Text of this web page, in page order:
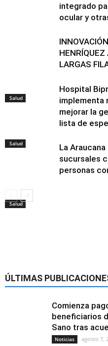
Salud
integrado
ocular y
Salud
HENRÍQUEZ
LARGAS
Salud
Hospital
implementa
mejorar la
lista de
La
sucursales
personas
ÚLTIMAS
Comienza
beneficiarios
Sano tras
Noticias agosto 7,